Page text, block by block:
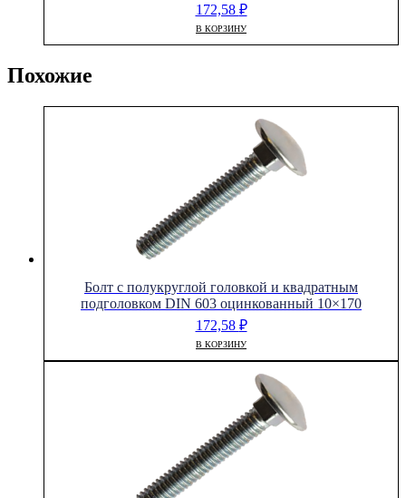
172,58 ₽
В КОРЗИНУ
Похожие
Болт с полукруглой головкой и квадратным
подголовком DIN 603 оцинкованный 10×170
172,58 ₽
В КОРЗИНУ